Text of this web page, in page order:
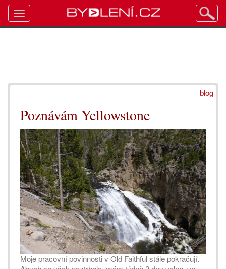
blog
Poznávám Yellowstone
Moje pracovní povinnosti v Old Faithful stále pokračují.
Toggle
navigation